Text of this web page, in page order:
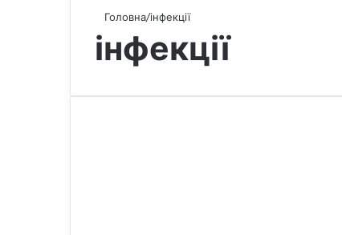
Головна/інфекції
інфекції